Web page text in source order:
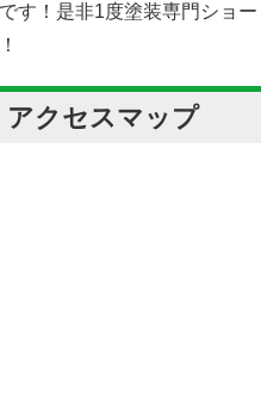
す！是非1度塗装専門ショー
アクセスマップ